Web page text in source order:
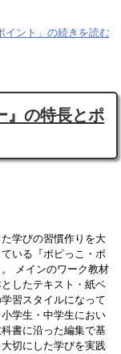
イント」の続きを読む
』の特長とポ
学びの習慣作りを大
いる『ポピっこ・ポ
。 メインのワーク教材
したテキスト・紙ベ
習スタイルになって
学生・中学生におい
書に沿った編集で基
切にした学びを実践